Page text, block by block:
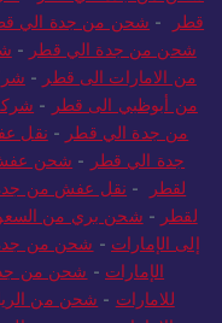
قطر
- شحن من جدة الي
شحن من جدة الي قطر -
من الامارات الى قطر -
من أبوظبي الى قطر -
من جدة الي قطر - نقل
جدة الي قطر - شحن
لقطر
- نقل عفش من
لقطر - شحن بري من
إلى الإمارات - شحن من جدة
الإمارات - شحن من
للامارات - شحن من